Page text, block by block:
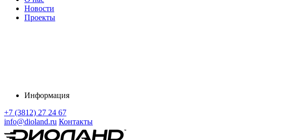
Новости
Проекты
Информация
+7 (3812) 27 24 67
info@dioland.ru Контакты